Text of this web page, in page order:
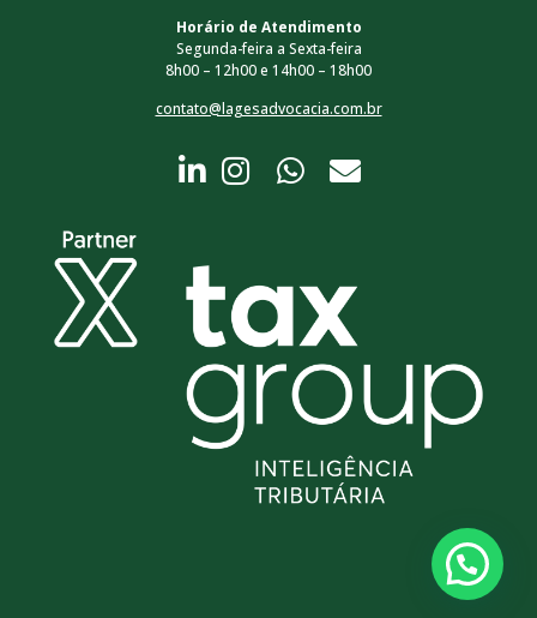
Horário de Atendimento
Segunda-feira a Sexta-feira
8h00 – 12h00 e 14h00 – 18h00
contato@lagesadvocacia.com.br